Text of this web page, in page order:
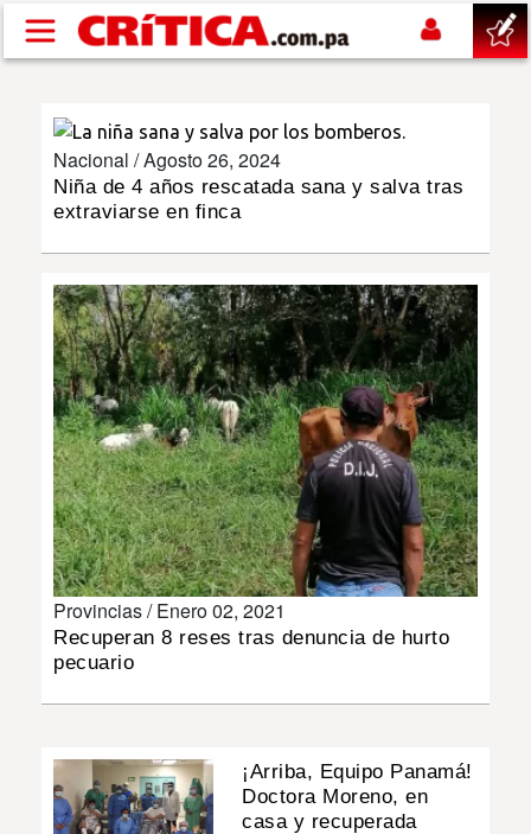
Pasar al contenido principal
SUCESOS
POLÍTICA
SHOW
DEPORTES
MUNDO
INSÓLITAS
MULTIMEDIA
IMPRESO
Nacional /Agosto 26, 2024
Niña de 4 años rescatada sana y salva tras
extraviarse en finca
Provincias /Enero 02, 2021
Recuperan 8 reses tras denuncia de hurto
pecuario
¡Arriba, Equipo Panamá!
Doctora Moreno, en
casa y recuperada